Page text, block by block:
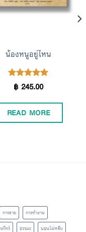
น้องหนูอยู่ไหน
Rated5.00
฿245.00
READ MORE
การขาย
การทำงาน
ภัทร์ ธรรมะ
นอนไม่หลับ